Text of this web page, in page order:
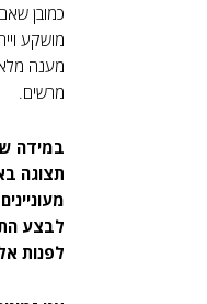
כמובן
מושקע
מענה
מרשים.
במידה
תצוגה
לבצע
לפנות